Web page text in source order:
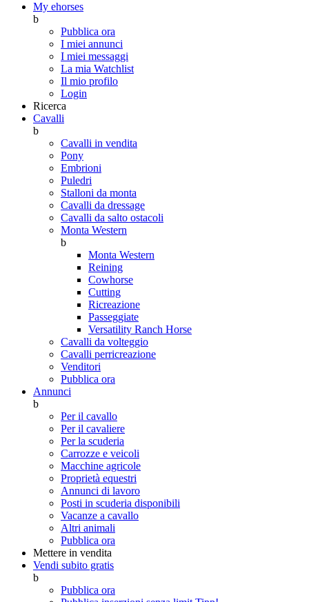
My ehorses
b
Pubblica ora
I miei annunci
I miei messaggi
La mia Watchlist
Il mio profilo
Login
Ricerca
Cavalli
b
Cavalli in vendita
Pony
Embrioni
Puledri
Stalloni da monta
Cavalli da dressage
Cavalli da salto ostacoli
Monta Western
b
Monta Western
Reining
Cowhorse
Cutting
Ricreazione
Passeggiate
Versatility Ranch Horse
Cavalli da volteggio
Cavalli perricreazione
Venditori
Pubblica ora
Annunci
b
Per il cavallo
Per il cavaliere
Per la scuderia
Carrozze e veicoli
Macchine agricole
Proprietà equestri
Annunci di lavoro
Posti in scuderia disponibili
Vacanze a cavallo
Altri animali
Pubblica ora
Mettere in vendita
Vendi subito gratis
b
Pubblica ora